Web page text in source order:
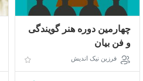
چهارمین دوره هنر گویندگی
و فن بیان
فرزین نیک اندیش